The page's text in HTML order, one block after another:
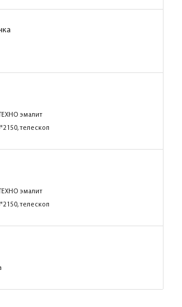
эмалит
телескоп
эмалит
телескоп